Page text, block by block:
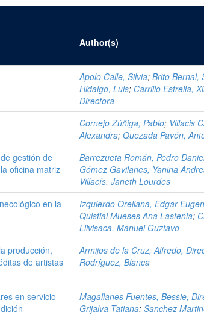
Author(s)
Apolo Calle, Silvia;Brito Bernal,
Hidalgo, Luis; Carrillo Estrella,
Directora
Cornejo Zúñiga, Pablo; Villacis
Alexandra;Quezada Pavón,
gestión de
oficina matriz
Barrezueta Román, Pedro
Gómez Gavilanes, Yanina
Villacís, Janeth Lourdes
en la
Izquierdo Orellana, Edgar
Quistial Mueses Ana Lastenia;
Llivisaca, Manuel Guztavo
producción,
de artistas
Armijos de la Cruz, Alfredo,
Rodríguez, Blanca
en servicio
Magallanes Fuentes, Bessie,
Grijalva Tatiana;Sanchez